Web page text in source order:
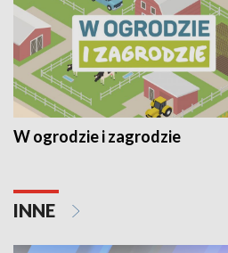
W ogrodzie i zagrodzie
INNE